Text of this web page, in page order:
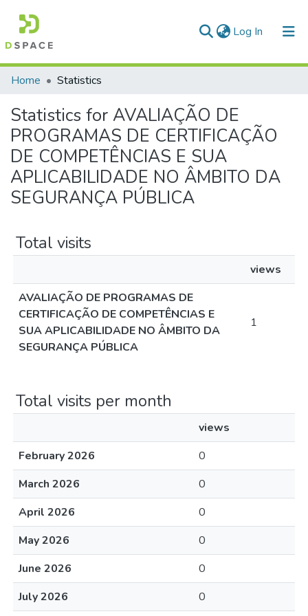
Log In (current)
Communities & Collections
All of DSpace
Home Statistics
Statistics for AVALIAÇÃO DE
PROGRAMAS DE CERTIFICAÇÃO
DE COMPETÊNCIAS E SUA
APLICABILIDADE NO ÂMBITO DA
SEGURANÇA PÚBLICA
Total visits
views
AVALIAÇÃO DE PROGRAMAS DE
CERTIFICAÇÃO DE COMPETÊNCIAS E
SUA APLICABILIDADE NO ÂMBITO DA
SEGURANÇA PÚBLICA
1
Total visits per month
views
February 2026
0
March 2026
0
April 2026
0
May 2026
0
June 2026
0
July 2026
0